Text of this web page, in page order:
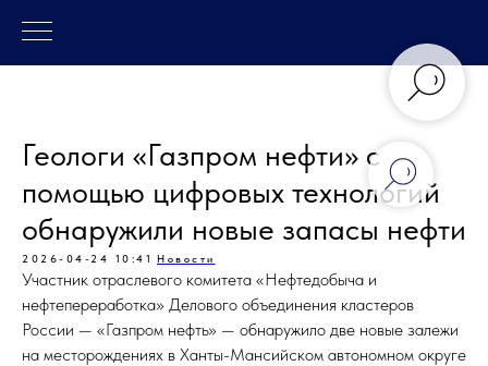
Геологи «Газпром нефти» с
помощью цифровых технологий
обнаружили новые запасы нефти
2026-04-24 10:41 Новости
Участник отраслевого комитета «Нефтедобыча и
нефтепереработка» Делового объединения кластеров
России — «Газпром нефть» — обнаружило две новые залежи
на месторождениях в Ханты-Мансийском автономном округе